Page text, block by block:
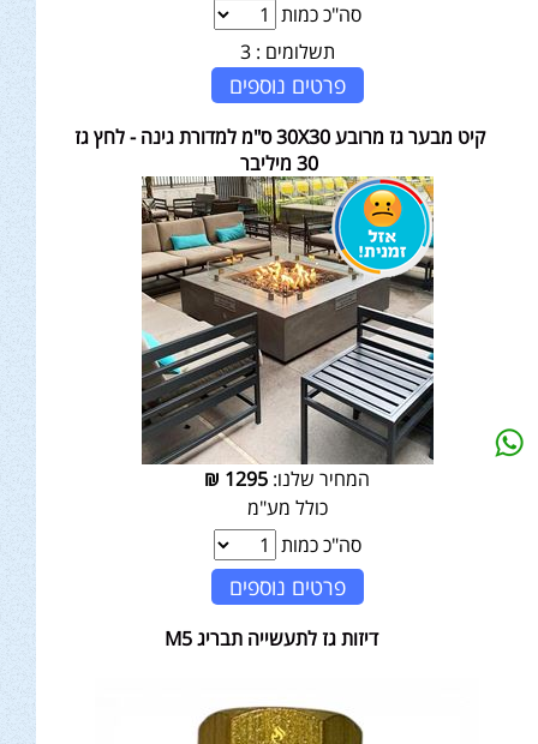
סה"כ כמות
תשלומים : 3
פרטים נוספים
קיט מבער גז מרובע 30X30 ס"מ למדורת גינה - לחץ גז
30 מיליבר
המחיר שלנו: 1295
₪
כולל מע"מ
סה"כ כמות
פרטים נוספים
דיזות גז לתעשייה תבריג M5